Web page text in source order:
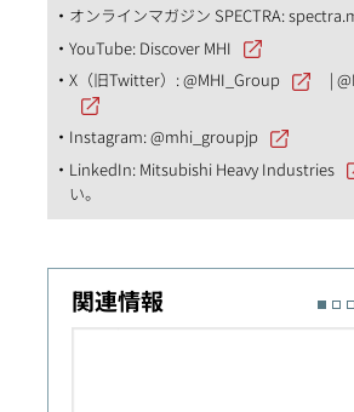
オンラインマガジン SPECTRA:
YouTube: Discover MHI
X（旧Twitter）:@MHI_Group |
Instagram:@mhi_groupjp
LinkedIn: Mitsubishi Heavy Industries
い。
関連情報